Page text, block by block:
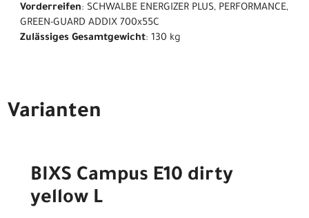
Vorderreifen: SCHWALBE ENERGIZER PLUS, PERFORMANCE,
GREEN-GUARD ADDIX 700x55C
Zulässiges Gesamtgewicht: 130 kg
Varianten
BIXS Campus E10 dirty
yellow L